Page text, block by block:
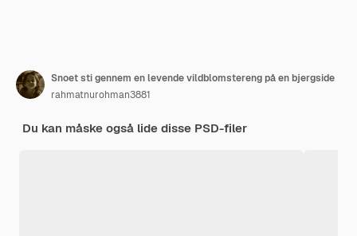
Snoet sti gennem en levende vildblomstereng på en bjergside
rahmatnurohman3881
Du kan måske også lide disse PSD-filer